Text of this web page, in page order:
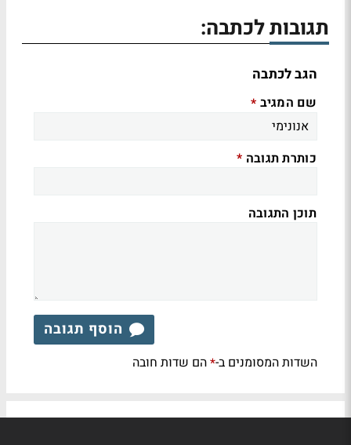
תגובות לכתבה:
הגב לכתבה
שם המגיב *
כותרת תגובה *
תוכן התגובה
הוסף תגובה
השדות המסומנים ב-*הם שדות חובה